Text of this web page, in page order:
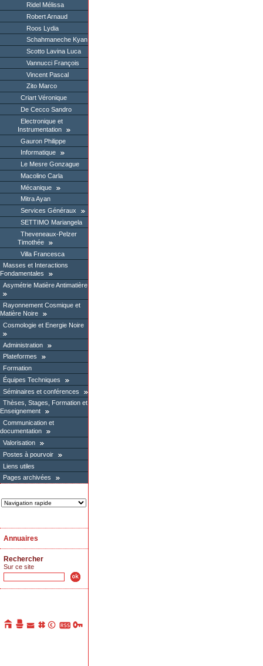
Ridel Mélissa
Robert Arnaud
Roos Lydia
Schahmaneche Kyan
Scotto Lavina Luca
Vannucci François
Vincent Pascal
Zito Marco
Criart Véronique
De Cecco Sandro
Electronique et
Instrumentation
Gauron Philippe
Informatique
Le Mesre Gonzague
Macolino Carla
Mécanique
Mitra Ayan
Services Généraux
SETTIMO Mariangela
Theveneaux-Pelzer
Timothée
Villa Francesca
Masses et Interactions
Fondamentales
Asymétrie Matière Antimatière
Rayonnement Cosmique et
Matière Noire
Cosmologie et Energie Noire
Administration
Plateformes
Formation
Équipes Techniques
Séminaires et conférences
Thèses, Stages, Formation et
Enseignement
Communication et
documentation
Valorisation
Postes à pourvoir
Liens utiles
Pages archivées
Annuaires
Rechercher
Sur ce site